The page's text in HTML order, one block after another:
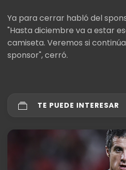
Ya para cerrar habló del
"Hasta diciembre va a estar
camiseta. Veremos si
sponsor", cerró.
TE PUEDE INTERESAR